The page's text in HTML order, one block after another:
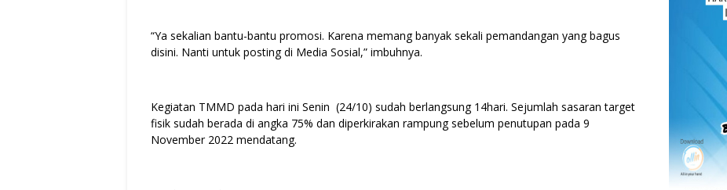
“Ya sekalian bantu-bantu promosi. Karena memang banyak sekali pemandangan yang bagus
disini. Nanti untuk posting di Media Sosial,” imbuhnya.
Kegiatan TMMD pada hari ini Senin (24/10) sudah berlangsung 14hari. Sejumlah sasaran target
fisik sudah berada di angka 75% dan diperkirakan rampung sebelum penutupan pada 9
November 2022 mendatang.